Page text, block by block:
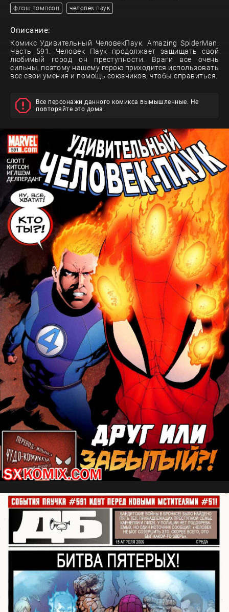
флэш томпсон человек паук
Описание:
Комикс Удивительный ЧеловекПаук. Amazing SpiderMan.
Часть 591. Человек Паук продолжает защищать свой
любимый город он преступности. Враги все очень
сильны, поэтому нашему герою приходится использовать
все свои умения и помощь союзников, чтобы справиться.
Все персонажи данного комикса вымышленные. Не
повторяйте это дома.